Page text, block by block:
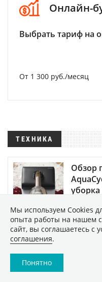
Онлайн-
Выбрать тариф на
От 1 300 руб./месяц
ТЕХНИКА
Обзор
Обзор
Мы используем Сookies
опыта работы на нашем
сайт, вы соглашаетесь с
соглашения.
Понятно